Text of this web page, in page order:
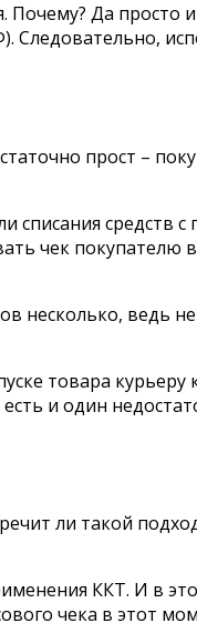
Да просто
Следовательно,
прост –
средств с
чек покупателю
несколько, ведь
товара
и один
ли такой
ККТ. И в
чека в этот